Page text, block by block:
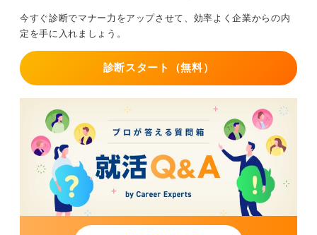
電話番号を明記します。
か、宛名に間違いはないかなどを必ず確認してくださ
を伝えましょう。
0
今すぐ診断でマナー力をアップさせて、効率よく企業からの内
定を手に入れましょう。
診断スタート（無料）